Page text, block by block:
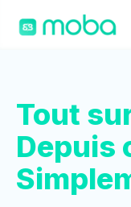
Tout
Depuis